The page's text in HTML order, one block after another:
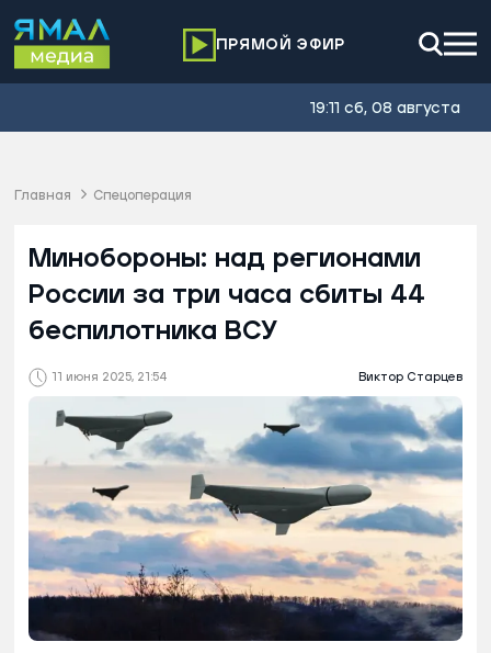
ПРЯМОЙ ЭФИР
19:11 сб, 08 августа
Главная Спецоперация
11 июня 2025, 21:54 Виктор Старцев
Минобороны: над регионами
России за три часа сбиты 44
беспилотника ВСУ